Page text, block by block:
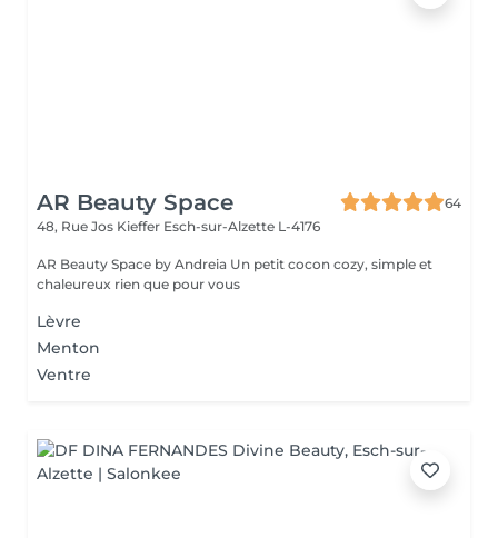
AR Beauty Space
64
48, Rue Jos Kieffer Esch-sur-Alzette L-4176
AR Beauty Space by Andreia Un petit cocon cozy, simple et
chaleureux rien que pour vous
Lèvre
Menton
Ventre